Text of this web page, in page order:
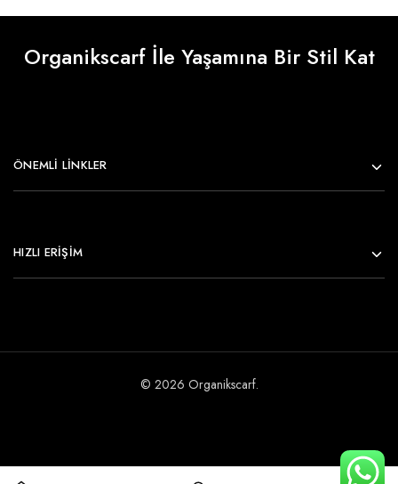
Organikscarf İle Yaşamına Bir Stil Kat
ÖNEMLI LINKLER
HIZLI ERİŞİM
© 2026 Organikscarf.